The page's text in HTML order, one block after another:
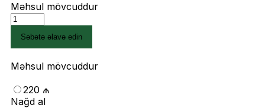
Məhsul mövcuddur
Mikrodalğalı
Beko
quantity
Səbətə əlavə edin
Məhsul mövcuddur
220 ₼
Nağd al